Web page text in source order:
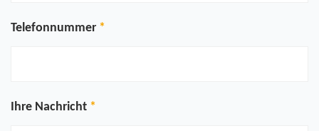
Telefonnummer
Ihre Nachricht